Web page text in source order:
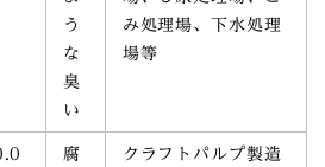
う
な
臭
い
み処理場、下水処理
場等
腐
クラフトパルプ製造